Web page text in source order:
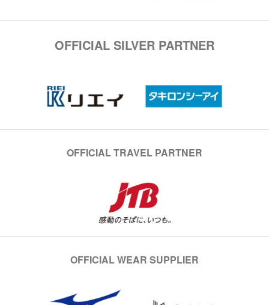
OFFICIAL SILVER PARTNER
OFFICIAL TRAVEL PARTNER
OFFICIAL WEAR SUPPLIER